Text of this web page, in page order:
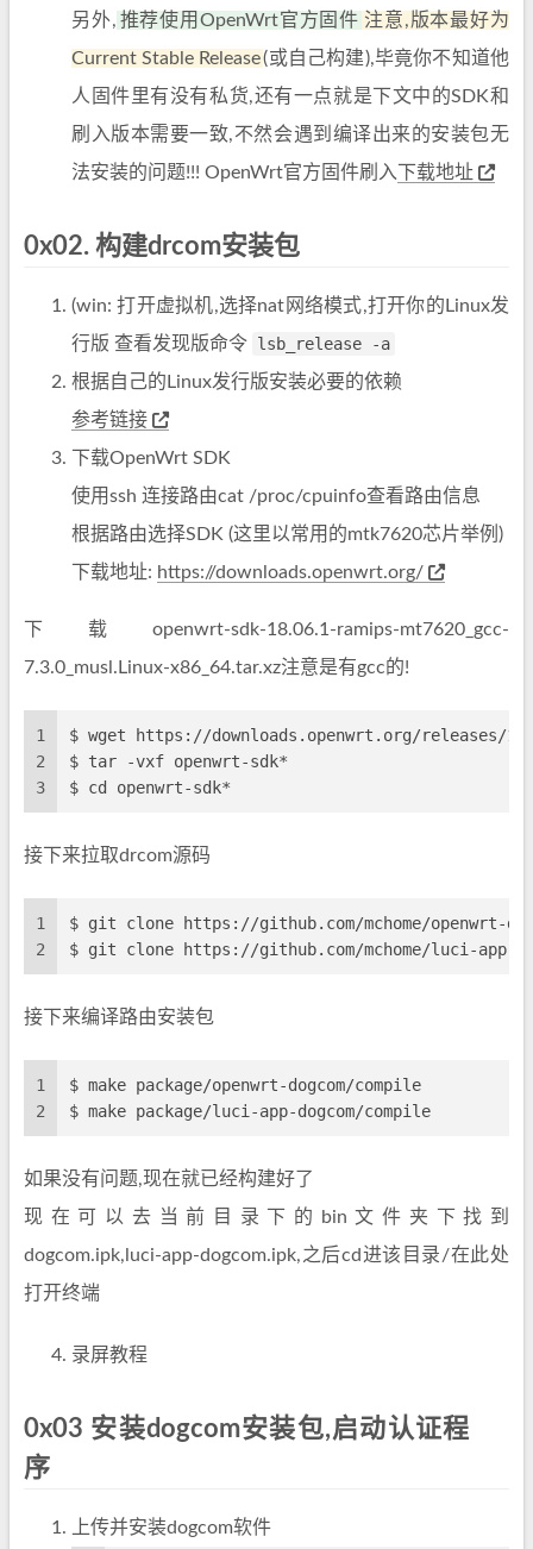
另外, 推荐使用OpenWrt官方固件 注意,版本最好为
Current Stable Release(或自己构建),毕竟你不知道他
人固件里有没有私货,还有一点就是下文中的SDK和
刷入版本需要一致,不然会遇到编译出来的安装包无
法安装的问题!!! OpenWrt官方固件刷入
下载地址
0x02. 构建drcom安装包
(win: 打开虚拟机,选择nat网络模式,打开你的Linux发
行版 查看发现版命令 lsb_release -a
根据自己的Linux发行版安装必要的依赖
参考链接
下载OpenWrt SDK
使用ssh 连接路由cat /proc/cpuinfo查看路由信息
根据路由选择SDK (这里以常用的mtk7620芯片举例)
下载地址: https://downloads.openwrt.org/
下载openwrt-sdk-18.06.1-ramips-mt7620_gcc-
7.3.0_musl.Linux-x86_64.tar.xz注意是有gcc的!
1
2
3
$ wget https://downloads.openwrt.org/releases/
$ tar -vxf openwrt-sdk*
$ cd openwrt-sdk*
接下来拉取drcom源码
1
2
$ git clone https://github.com/mchome/openwrt-
$ git clone https://github.com/mchome/luci-app-
接下来编译路由安装包
1
2
$ make package/openwrt-dogcom/compile
$ make package/luci-app-dogcom/compile
如果没有问题,现在就已经构建好了
现在可以去当前目录下的bin文件夹下找到
dogcom.ipk,luci-app-dogcom.ipk,之后cd进该目录/在此处
打开终端
录屏教程
0x03 安装dogcom安装包,启动认证程
序
上传并安装dogcom软件